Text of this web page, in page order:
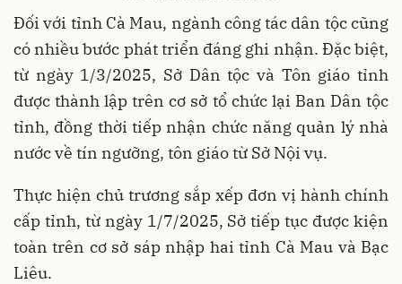
Đối với tỉnh Cà Mau, ngành công tác dân tộc cũng
có nhiều bước phát triển đáng ghi nhận. Đặc biệt,
từ ngày 1/3/2025, Sở Dân tộc và Tôn giáo tỉnh
được thành lập trên cơ sở tổ chức lại Ban Dân tộc
tỉnh, đồng thời tiếp nhận chức năng quản lý nhà
nước về tín ngưỡng, tôn giáo từ Sở Nội vụ.
Thực hiện chủ trương sắp xếp đơn vị hành chính
cấp tỉnh, từ ngày 1/7/2025, Sở tiếp tục được kiện
toàn trên cơ sở sáp nhập hai tỉnh Cà Mau và Bạc
Liêu.